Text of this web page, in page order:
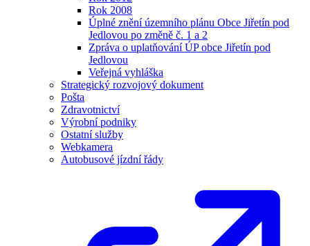
Rok 2008
Úplné znění územního plánu Obce Jiřetín pod
Jedlovou po změně č. 1 a 2
Zpráva o uplatňování ÚP obce Jiřetín pod
Jedlovou
Veřejná vyhláška
Strategický rozvojový dokument
Pošta
Zdravotnictví
Výrobní podniky
Ostatní služby
Webkamera
Autobusové jízdní řády